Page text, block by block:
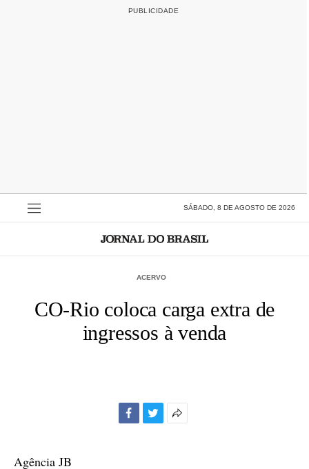
SÁBADO, 8 DE AGOSTO DE 2026
ACERVO
CO-Rio coloca carga extra de
ingressos à venda
Agência JB